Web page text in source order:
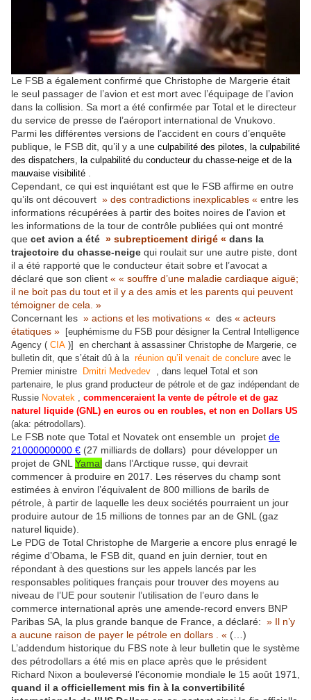
Le FSB a également confirmé que Christophe de Margerie était
le seul passager de l’avion et est mort avec l’équipage de l’avion
dans la collision. Sa mort a été confirmée par Total et le directeur
du service de presse de l’aéroport international de Vnukovo.
Parmi les différentes versions de l’accident en cours d’enquête
publique, le FSB dit, qu’il y a une culpabilité des pilotes, la culpabilité
des dispatchers, la culpabilité du conducteur du chasse-neige et de la
mauvaise visibilité
Cependant, ce qui est inquiétant est que le FSB affirme en outre
qu’ils ont découvert » des contradictions inexplicables « entre les
informations récupérées à partir des boites noires de l’avion et
les informations de la tour de contrôle publiées qui ont montré
que cet avion a été » subrepticement dirigé « dans la
trajectoire du chasse-neige qui roulait sur ​​une autre piste, dont
il a été rapporté que le conducteur était sobre et l’avocat a
déclaré que son client « « souffre d’une maladie cardiaque aiguë;
il ne boit pas du tout et il y a des amis et les parents qui peuvent
témoigner de cela. »
Concernant les » actions et les motivations « des « acteurs
étatiques » [euphémisme du FSB pour désigner la Central Intelligence
Agency ( CIA )] en cherchant à assassiner Christophe de Margerie, ce
bulletin dit, que s’était dû à la réunion qu’il venait de conclure avec le
Premier ministre Dmitri Medvedev
, dans lequel Total et son
partenaire, le plus grand producteur de pétrole et de gaz indépendant de
Russie Novatek
commenceraient la vente de pétrole et de gaz
naturel liquide (GNL) en euros ou en roubles, et non en Dollars US
(aka: pétrodollars).
Le FSB note que Total et Novatek ont ensemble un projet de
21000000000 € (27 milliards de dollars) pour développer un
projet de GNL Yamal dans l’Arctique russe, qui devrait
commencer à produire en 2017. Les réserves du champ sont
estimées à environ l’équivalent de 800 millions de barils de
pétrole, à partir de laquelle les deux sociétés pourraient un jour
produire autour de 15 millions de tonnes par an de GNL (gaz
naturel liquide).
Le PDG de Total Christophe de Margerie a encore plus enragé le
régime d’Obama, le FSB dit, quand en juin dernier, tout en
répondant à des questions sur les appels lancés par les
responsables politiques français pour trouver des moyens au
niveau de l’UE pour soutenir l’utilisation de l’euro dans le
commerce international après une amende-record envers BNP
Paribas SA, la plus grande banque de France, a déclaré: » Il n’y
a aucune raison de payer le pétrole en dollars . « (…)
L’addendum historique du FBS note à leur bulletin que le système
des pétrodollars a été mis en place après que le président
Richard Nixon a bouleversé l’économie mondiale le 15 août 1971,
quand il a officiellement mis fin à la convertibilité